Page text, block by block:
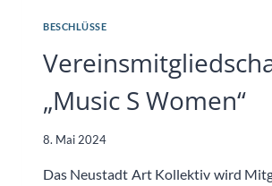
BESCHLÜSSE
„Music S Women“
8. Mai 2024
Das Neustadt Art Kollektiv wird